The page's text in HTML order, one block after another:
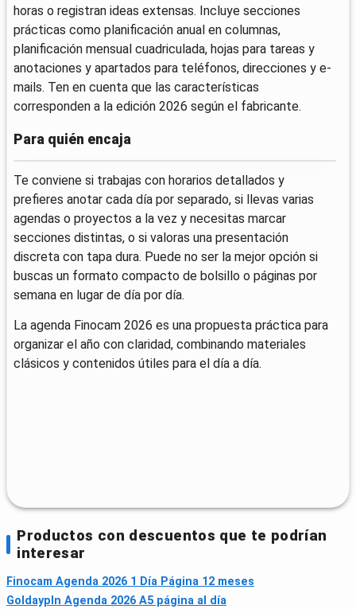
horas o registran ideas extensas. Incluye secciones
prácticas como planificación anual en columnas,
planificación mensual cuadriculada, hojas para tareas y
anotaciones y apartados para teléfonos, direcciones y e-
mails. Ten en cuenta que las características
corresponden a la edición 2026 según el fabricante.
Para quién encaja
Te conviene si trabajas con horarios detallados y
prefieres anotar cada día por separado, si llevas varias
agendas o proyectos a la vez y necesitas marcar
secciones distintas, o si valoras una presentación
discreta con tapa dura. Puede no ser la mejor opción si
buscas un formato compacto de bolsillo o páginas por
semana en lugar de día por día.
La agenda Finocam 2026 es una propuesta práctica para
organizar el año con claridad, combinando materiales
clásicos y contenidos útiles para el día a día.
Productos con descuentos que te podrían
interesar
Finocam Agenda 2026 1 Día Página 12 meses
Goldaypln Agenda 2026 A5 página al día